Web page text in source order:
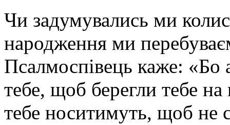
Чи задумувались ми
народження ми
Псалмоспівець каже: «Бо
тебе, щоб берегли тебе на
тебе носитимуть, щоб не